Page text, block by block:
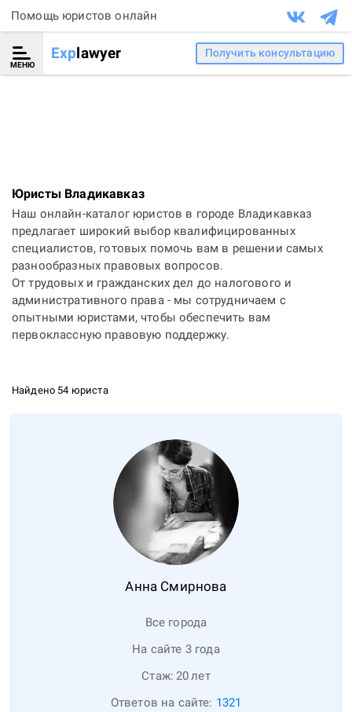
Помощь юристов онлайн
МЕНЮ
Explawyer Получить консультацию
Юристы Владикавказ
Наш онлайн-каталог юристов в городе Владикавказ
предлагает широкий выбор квалифицированных
специалистов, готовых помочь вам в решении самых
разнообразных правовых вопросов.
От трудовых и гражданских дел до налогового и
административного права - мы сотрудничаем с
опытными юристами, чтобы обеспечить вам
первоклассную правовую поддержку.
Найдено 54 юриста
Анна Смирнова
Все города
На сайте 3 года
Стаж: 20лет
Ответов на сайте: 1321